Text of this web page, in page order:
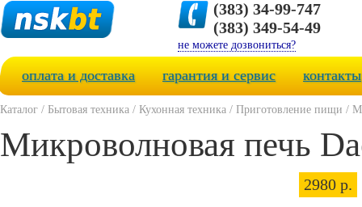
(383) 34-99-747
(383) 349-54-49
не можете дозвониться?
оплата и доставка гарантия и сервис контакты
Каталог / Бытовая техника / Кухонная техника / Приготовление пищи /
Микроволновая печь
2980 р.